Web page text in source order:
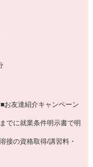
お友達紹介キャンペーン
でに就業条件明示書で明
接の資格取得/講習料・